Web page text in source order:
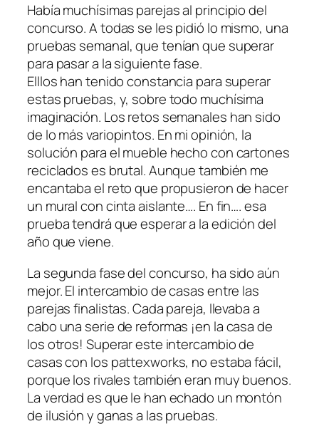
Había muchísimas parejas al principio del
concurso. A todas se les pidió lo mismo, una
pruebas semanal, que tenían que superar
para pasar a la siguiente fase.
Elllos han tenido constancia para superar
estas pruebas, y, sobre todo muchísima
imaginación. Los retos semanales han sido
de lo más variopintos. En mi opinión, la
solución para el mueble hecho con cartones
reciclados es brutal. Aunque también me
encantaba el reto que propusieron de hacer
un mural con cinta aislante…. En fin…. esa
prueba tendrá que esperar a la edición del
año que viene.
La segunda fase del concurso, ha sido aún
mejor. El intercambio de casas entre las
parejas finalistas. Cada pareja, llevaba a
cabo una serie de reformas ¡en la casa de
los otros! Superar este intercambio de
casas con los pattexworks, no estaba fácil,
porque los rivales también eran muy buenos.
La verdad es que le han echado un montón
de ilusión y ganas a las pruebas.